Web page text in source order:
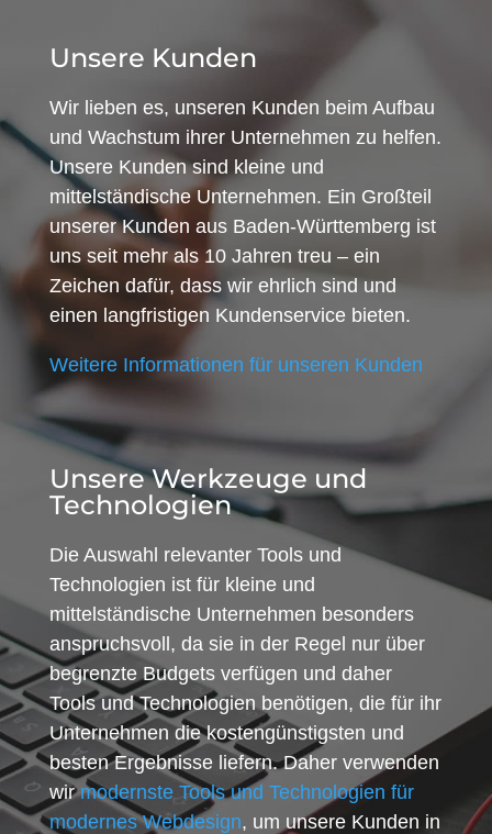
Unsere Kunden
Wir lieben es, unseren Kunden beim Aufbau
und Wachstum ihrer Unternehmen zu helfen.
Unsere Kunden sind kleine und
mittelständische Unternehmen. Ein Großteil
unserer Kunden aus Baden-Württemberg ist
uns seit mehr als 10 Jahren treu – ein
Zeichen dafür, dass wir ehrlich sind und
einen langfristigen Kundenservice bieten.
Weitere Informationen für unseren Kunden
Unsere Werkzeuge und
Technologien
Die Auswahl relevanter Tools und
Technologien ist für kleine und
mittelständische Unternehmen besonders
anspruchsvoll, da sie in der Regel nur über
begrenzte Budgets verfügen und daher
Tools und Technologien benötigen, die für ihr
Unternehmen die kostengünstigsten und
besten Ergebnisse liefern. Daher verwenden
wirmodernste Tools und Technologien für
modernes Webdesign, um unsere Kunden in